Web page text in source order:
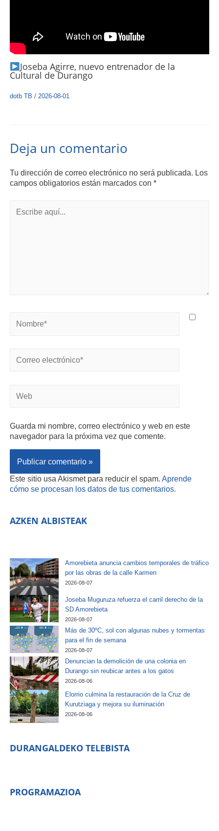
Joseba Agirre, nuevo entrenador de la
Cultural de Durango
dotb TB / 2026-08-01
Deja un comentario
Tu dirección de correo electrónico no será publicada. Los
campos obligatorios están marcados con *
Guarda mi nombre, correo electrónico y web en este
navegador para la próxima vez que comente.
Este sitio usa Akismet para reducir el spam. Aprende
cómo se procesan los datos de tus comentarios.
AZKEN ALBISTEAK
Amorebieta anuncia cambios temporales de tráfico
por las obras de la calle Karmen
2026-08-07
Joseba Muguruza refuerza el carril derecho de la
SD Amorebieta
2026-08-07
Más de 30ºC, sol con algunas nubes y tormentas
para el fin de semana
2026-08-07
Denuncian la demolición de una colonia en
Durango sin reubicar antes a los gatos
2026-08-06
Elorrio culmina la restauración de la Cruz de
Kurutziaga y mejora su iluminación
2026-08-06
DURANGALDEKO TELEBISTA
PROGRAMAZIOA